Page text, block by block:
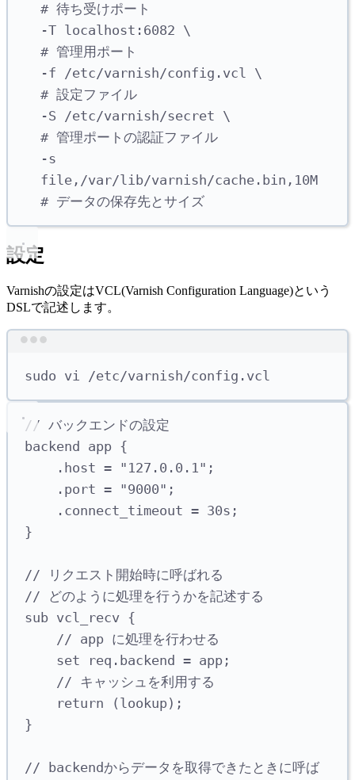
# 待ち受けポート
-T localhost:6082
# 管理用ポート
-f
/etc/varnish/config.vcl
# 設定ファイル
-S
/etc/varnish/secret
# 管理ポートの認証ファイル
-s
file,/var/lib/varnish/cache.bin,10M
# データの保存先とサイズ
設定
Varnishの設定はVCL(Varnish Configuration Language)という
DSLで記述します。
sudo vi /etc/varnish/config.vcl
// バックエンドの設定
backend app {
.host = "127.0.0.1";
.port = "9000";
.connect_timeout = 30s;
}
// リクエスト開始時に呼ばれる
// どのように処理を行うかを記述する
sub vcl_recv {
// app に処理を行わせる
set req.backend = app;
// キャッシュを利用する
return (lookup);
}
// backendからデータを取得できたときに呼ば